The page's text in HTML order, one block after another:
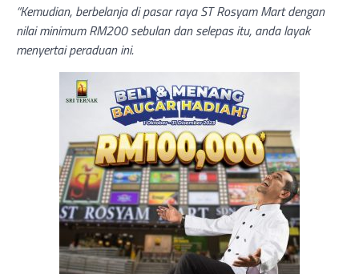
“Kemudian, berbelanja di pasar raya ST Rosyam Mart dengan
nilai minimum RM200 sebulan dan selepas itu, anda layak
menyertai peraduan ini.